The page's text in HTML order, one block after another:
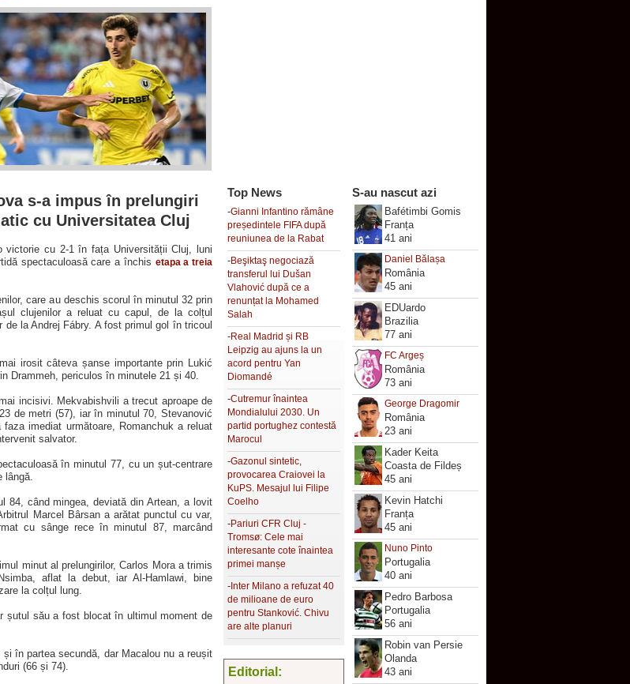
s-a impus în prelungiri
cu Universitatea Cluj
victorie cu 2-1 în fața Universității Cluj, luni
spectaculoasă care a închis etapa a treia
care au deschis scorul în minutul 32 prin
clujenilor a reluat cu capul, de la colțul
la Andrej Fábry. A fost primul gol în tricoul
irosit câteva șanse importante prin Lukić
Drammeh, periculos în minutele 21 și 40.
incisivi. Mekvabishvili a trecut aproape de
de metri (57), iar în minutul 70, Stevanović
imediat următoare, Romanchuk a reluat
salvator.
în minutul 77, cu un șut-centrare
lângă.
84, când mingea, deviată din Artean, a lovit
Marcel Bârsan a arătat punctul cu var,
cu sânge rece în minutul 87, marcând
minut al prelungirilor, Carlos Mora a trimis
aflat la debut, iar Al-Hamlawi, bine
la colțul lung.
șutul său a fost blocat în ultimul moment de
în partea secundă, dar Macalou nu a reușit
(66 și 74).
Top News
-Gianni Infantino rămâne
președintele FIFA după
reuniunea de la Rabat
-Beşiktaş negociază
transferul lui Dušan
Vlahović după ce a
renunțat la Mohamed
Salah
-Real Madrid și RB
Leipzig au ajuns la un
acord pentru Yan
Diomandé
-Cutremur înaintea
Mondialului 2030. Un
partid portughez contestă
Marocul
-Gazonul sintetic,
provocarea Craiovei la
KuPS. Mesajul lui Filipe
Coelho
-Pariuri CFR Cluj -
Tromsø: Cele mai
interesante cote înaintea
primei manșe
- Inter Milano a refuzat 40
de milioane de euro
pentru Stanković. Chivu
are alte planuri
Editorial:
S-au nascut azi
Bafétimbi Gomis
Franța
41 ani
Daniel Bălașa
România
45 ani
EDUardo
Brazilia
77 ani
FC Argeș
România
73 ani
George Dragomir
România
23 ani
Kader Keita
Coasta de Fildeș
45 ani
Kevin Hatchi
Franța
45 ani
Nuno Pinto
Portugalia
40 ani
Pedro Barbosa
Portugalia
56 ani
Robin van Persie
Olanda
43 ani